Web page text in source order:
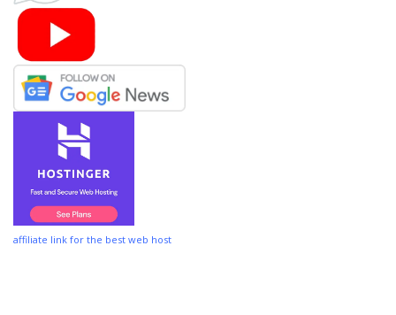
affiliate link for the best web host